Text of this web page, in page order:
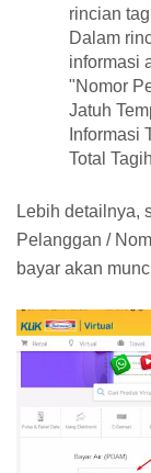
rincian
Dalam
informasi
"Nomor
Jatuh
Informasi
Total
Lebih detailnya,
Pelanggan /
bayar akan